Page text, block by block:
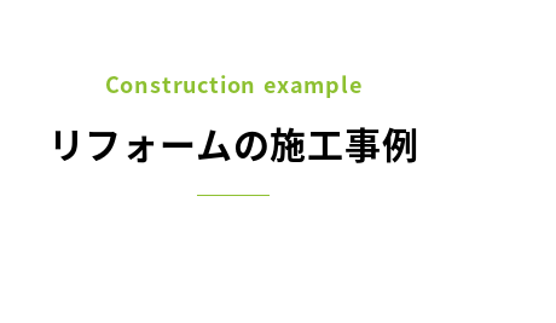
Construction example
リフォームの施工事例